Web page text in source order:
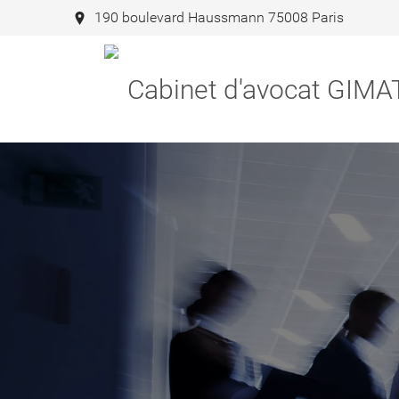
Cabinet d'avocat
190 boulevard Haussmann 75008 Paris